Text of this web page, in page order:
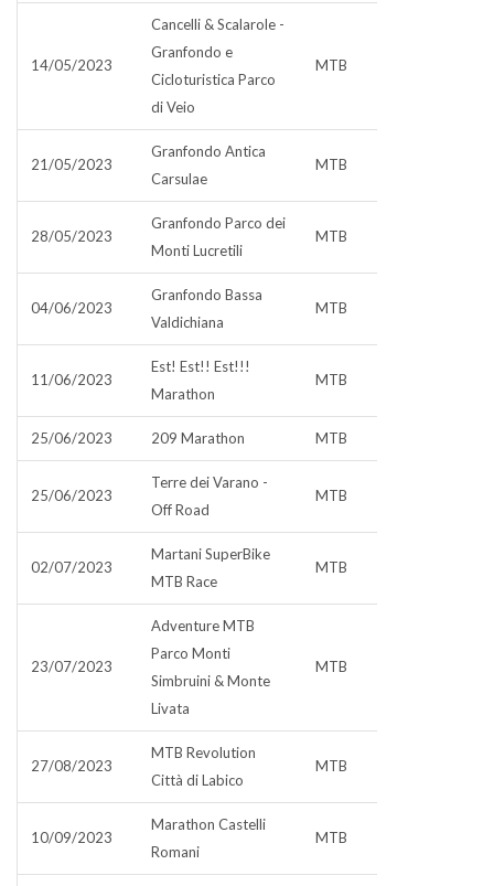
14/05/2023
Cancelli & Scalarole -
Granfondo e
Cicloturistica Parco
di Veio
MTB
21/05/2023
Granfondo Antica
Carsulae
MTB
28/05/2023
Granfondo Parco dei
Monti Lucretili
MTB
04/06/2023
Granfondo Bassa
Valdichiana
MTB
11/06/2023
Est! Est!! Est!!!
Marathon
MTB
25/06/2023 209 Marathon MTB
25/06/2023
Terre dei Varano -
Off Road
MTB
02/07/2023
Martani SuperBike
MTB Race
MTB
23/07/2023
Adventure MTB
Parco Monti
Simbruini & Monte
Livata
MTB
27/08/2023
MTB Revolution
Città di Labico
MTB
10/09/2023
Marathon Castelli
Romani
MTB